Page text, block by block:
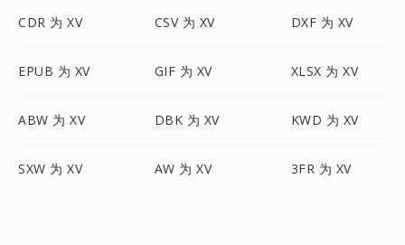
CDR 为 XV CSV 为 XV DXF 为 XV
EPUB 为 XV GIF 为 XV XLSX 为 XV
ABW 为 XV DBK 为 XV KWD 为 XV
SXW 为 XV AW 为 XV 3FR 为 XV